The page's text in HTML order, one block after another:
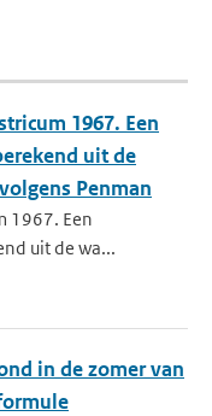
1967. Een
uit de
Penman
1967. Een
uit de wa...
in de zomer van